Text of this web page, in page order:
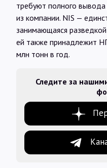
требуют полного вывода
из компании. NIS —
занимающаяся
ей также принадлежит
млн тонн в год.
Следите за